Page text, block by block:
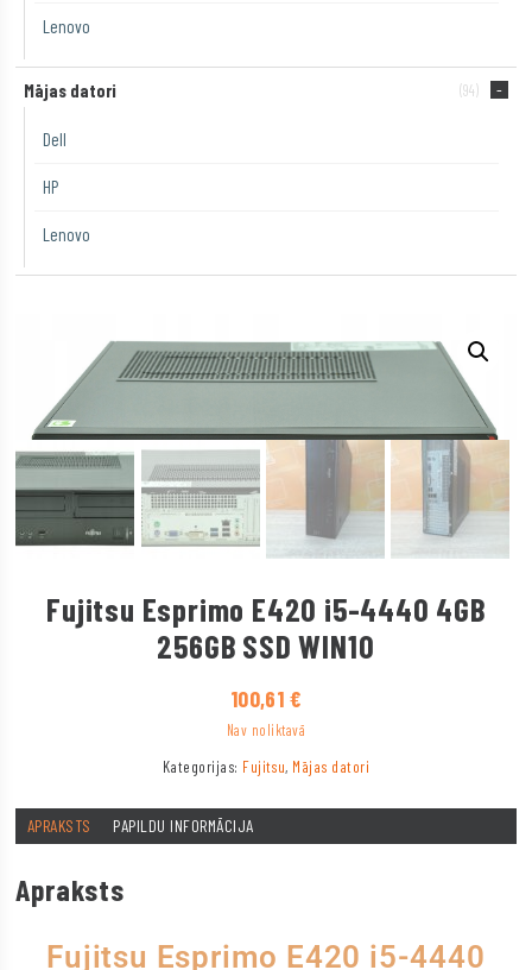
Lenovo
Mājas datori (94)
Dell
HP
Lenovo
Fujitsu Esprimo E420 i5-4440 4GB
256GB SSD WIN10
100,61 €
Nav noliktavā
Kategorijas: Fujitsu, Mājas datori
APRAKSTS PAPILDU INFORMĀCIJA
Apraksts
Fujitsu Esprimo E420 i5-4440